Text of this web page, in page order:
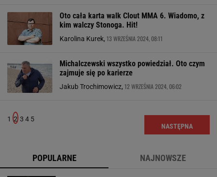
Oto cała karta walk Clout MMA 6. Wiadomo, z
kim walczy Stonoga. Hit!
Karolina Kurek, 13 WRZEŚNIA 2024, 08:11
Michalczewski wszystko powiedział. Oto czym
zajmuje się po karierze
Jakub Trochimowicz, 12 WRZEŚNIA 2024, 06:02
1 2 3 4 5
NASTĘPNA
POPULARNE NAJNOWSZE